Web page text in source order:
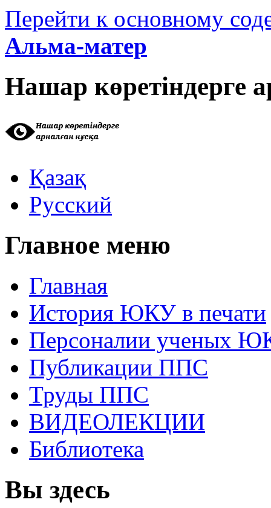
Перейти к основному
Альма-матер
Нашар көретіндерге
Қазақ
Русский
Главное меню
Главная
История ЮКУ в печати
Персоналии ученых
Публикации ППС
Труды ППС
ВИДЕОЛЕКЦИИ
Библиотека
Вы здесь